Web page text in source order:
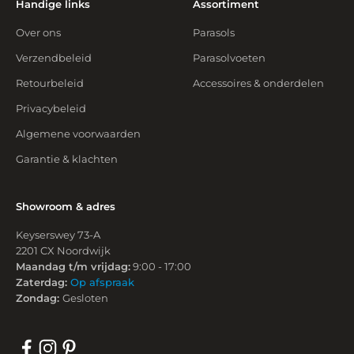
Handige links
Over ons
Verzendbeleid
Retourbeleid
Privacybeleid
Algemene voorwaarden
Garantie & klachten
Assortiment
Parasols
Parasolvoeten
Accessoires & onderdelen
Showroom & adres
Keyserswey 73-A
2201 CX Noordwijk
Maandag t/m vrijdag:9:00 - 17:00
Zaterdag: Op afspraak
Zondag: Gesloten